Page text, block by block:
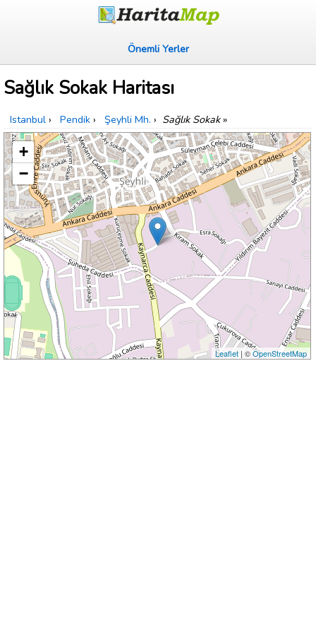
Önemli Yerler
Sağlık Sokak Haritası
Istanbul › Pendik › Şeyhli Mh. › Sağlık Sokak»
+
−
Leaflet| ©OpenStreetMap